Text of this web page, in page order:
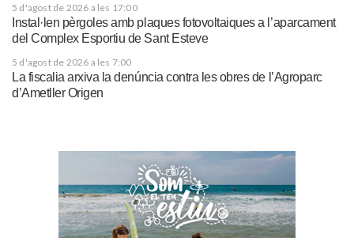
5 d'agost de 2026 a les 17:00
Instal·len pèrgoles amb plaques fotovoltaiques a l’aparcament
del Complex Esportiu de Sant Esteve
5 d'agost de 2026 a les 7:00
La fiscalia arxiva la denúncia contra les obres de l’Agroparc
d’Ametller Origen